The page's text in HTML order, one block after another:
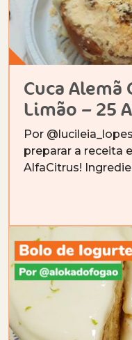
Cuca Alemã
Limão – 25
Por
preparar a receita
AlfaCitrus!